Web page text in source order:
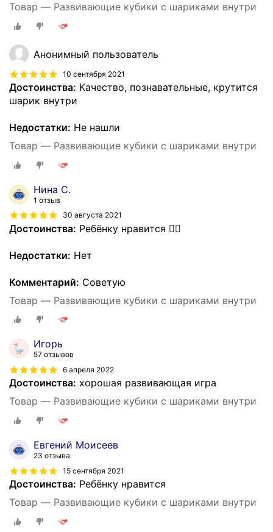
Товар — Развивающие кубики с шариками внутри
Анонимный пользователь
10 сентября 2021
Достоинства: Качество, познавательные, крутится
шарик внутри
Недостатки: Не нашли
Товар — Развивающие кубики с шариками внутри
Нина С.
1 отзыв
30 августа 2021
Достоинства: Ребёнку нравится 👍🏼
Недостатки: Нет
Комментарий: Советую
Товар — Развивающие кубики с шариками внутри
Игорь
57 отзывов
6 апреля 2022
Достоинства: хорошая развивающая игра
Товар — Развивающие кубики с шариками внутри
Евгений Моисеев
23 отзыва
15 сентября 2021
Достоинства: Ребёнку нравится
Товар — Развивающие кубики с шариками внутри